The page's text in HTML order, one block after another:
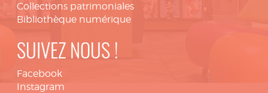
Collections patrimoniales
Bibliothèque numérique
SUIVEZ NOUS !
Facebook
Instagram